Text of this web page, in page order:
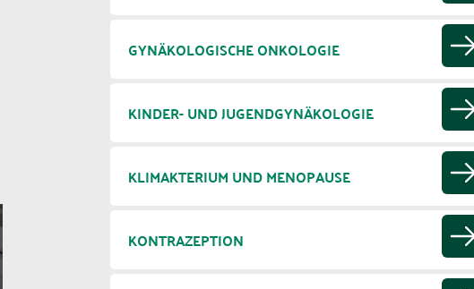
GYNÄKOLOGISCHE ONKOLOGIE
KINDER- UND JUGENDGYNÄKOLOGIE
KLIMAKTERIUM UND MENOPAUSE
KONTRAZEPTION